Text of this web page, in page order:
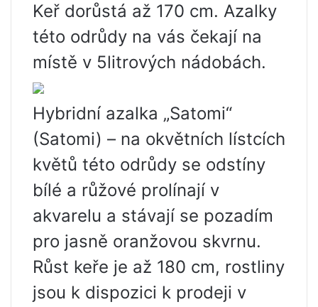
Keř dorůstá až 170 cm. Azalky
této odrůdy na vás čekají na
místě v 5litrových nádobách.
Hybridní azalka „Satomi“
(Satomi) – na okvětních lístcích
květů této odrůdy se odstíny
bílé a růžové prolínají v
akvarelu a stávají se pozadím
pro jasně oranžovou skvrnu.
Růst keře je až 180 cm, rostliny
jsou k dispozici k prodeji v